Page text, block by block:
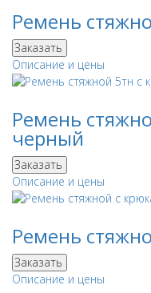
Ремень
Заказать
Описание и цены
Ремень
черный
Заказать
Описание и цены
Ремень
Заказать
Описание и цены